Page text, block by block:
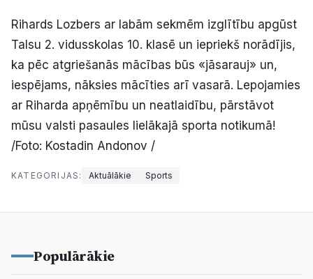
Ziņo redakcijai
Facebook Instagram YouTube
E-avīze Abonē
Rihards Lozbers ar labām sekmēm izglītību apgūst
Talsu 2. vidusskolas 10. klasē un iepriekš norādījis,
ka pēc atgriešanās mācības būs «jāsarauj» un,
iespējams, nāksies mācīties arī vasarā. Lepojamies
ar Riharda apņēmību un neatlaidību, pārstāvot
mūsu valsti pasaules lielākajā sporta notikumā!
/Foto: Kostadin Andonov /
KATEGORIJAS: Aktuālākie Sports
Populārākie